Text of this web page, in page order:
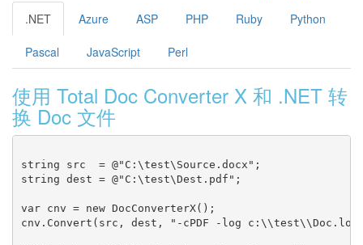
.NET Azure ASP PHP Ruby Python
Pascal JavaScript Perl
使用 Total Doc Converter X 和 .NET 转
换 Doc 文件
string src  = @"C:\test\Source.docx";
string dest = @"C:\test\Dest.pdf";
var cnv = new DocConverterX();
cnv.Convert(src, dest, "-cPDF -log